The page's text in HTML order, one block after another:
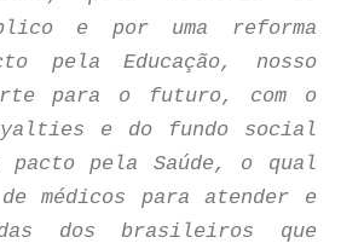
e por uma reforma
pela Educação, nosso
para o futuro, com o
e do fundo social
pela Saúde, o qual
médicos para atender e
dos brasileiros que